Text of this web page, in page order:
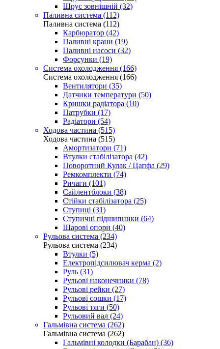
Шрус зовнішній (32)
Паливна система (112)
Паливна система (112)
Карбюратор (42)
Паливні крани (19)
Паливні насоси (32)
Форсунки (19)
Система охолодження (166)
Система охолодження (166)
Вентилятори (35)
Датчики температури (50)
Кришки радіатора (10)
Патрубки (17)
Радіатори (54)
Ходова частина (515)
Ходова частина (515)
Амортизатори (71)
Втулки стабілізатора (42)
Поворотний Кулак / Цапфа (29)
Ремкомплекти (74)
Ричаги (101)
Сайлентблоки (38)
Стійки стабілізатора (25)
Ступиці (31)
Ступичні підшипники (64)
Шарові опори (40)
Рульова система (234)
Рульова система (234)
Втулки (5)
Електропідсилювач керма (2)
Руль (31)
Рульові наконечники (78)
Рульові рейки (27)
Рульові сошки (17)
Рульові тяги (50)
Рульовий вал (24)
Гальмівна система (262)
Гальмівна система (262)
Гальмівні колодки (Барабан) (36)